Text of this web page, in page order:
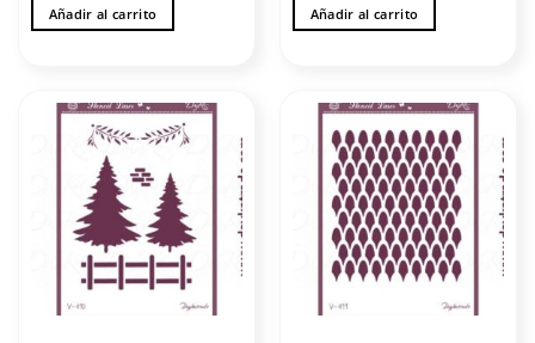
Añadir al carrito Añadir al carrito